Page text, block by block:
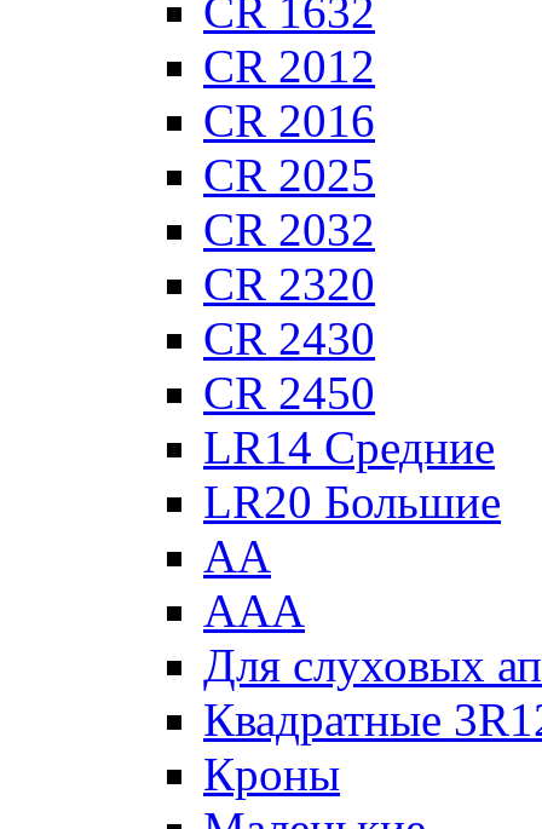
CR 1632
CR 2012
CR 2016
CR 2025
CR 2032
CR 2320
CR 2430
CR 2450
LR14 Средние
LR20 Большие
АА
ААА
Для слуховых
Квадратные
Кроны